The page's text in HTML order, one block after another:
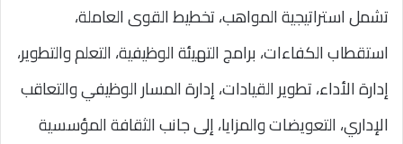
تشمل استراتيجية المواهب، تخطيط القوى العاملة،
استقطاب الكفاءات، برامج التهيئة الوظيفية، التعلم والتطوير،
إدارة الأداء، تطوير القيادات، إدارة المسار الوظيفي والتعاقب
الإداري، التعويضات والمزايا، إلى جانب الثقافة المؤسسية